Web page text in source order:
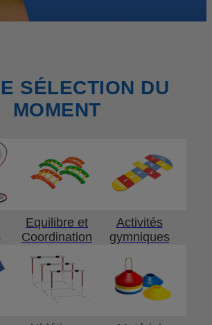
SÉLECTION DU
MOMENT
Equilibre et
Coordination
Activités
gymniques